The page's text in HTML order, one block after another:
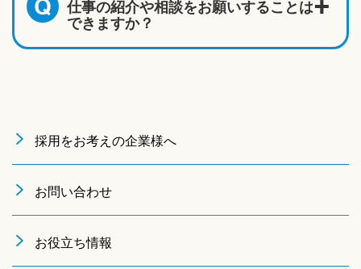
Q 仕事の紹介や相談をお願いすることは
できますか？
採用をお考えの企業様へ
お問い合わせ
お役立ち情報